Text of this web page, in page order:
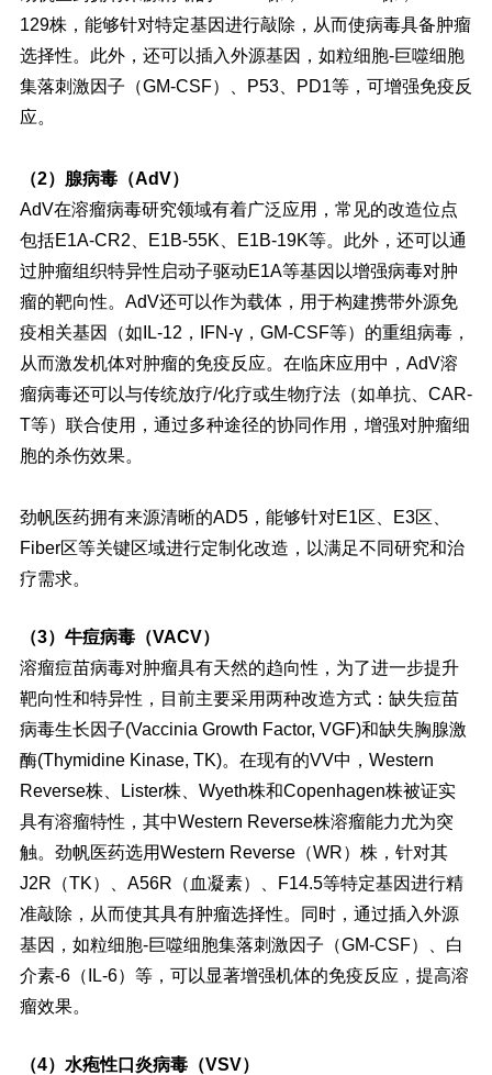
129株，能够针对特定基因进行敲除，从而使病毒具备肿瘤
选择性。此外，还可以插入外源基因，如粒细胞-巨噬细胞
集落刺激因子（GM-CSF）、P53、PD1等，可增强免疫反
应。
（2）腺病毒（AdV）
AdV在溶瘤病毒研究领域有着广泛应用，常见的改造位点
包括E1A-CR2、E1B-55K、E1B-19K等。此外，还可以通
过肿瘤组织特异性启动子驱动E1A等基因以增强病毒对肿
瘤的靶向性。AdV还可以作为载体，用于构建携带外源免
疫相关基因（如IL-12，IFN-γ，GM-CSF等）的重组病毒，
从而激发机体对肿瘤的免疫反应。在临床应用中，AdV溶
瘤病毒还可以与传统放疗/化疗或生物疗法（如单抗、CAR-
T等）联合使用，通过多种途径的协同作用，增强对肿瘤细
胞的杀伤效果。
劲帆医药拥有来源清晰的AD5，能够针对E1区、E3区、
Fiber区等关键区域进行定制化改造，以满足不同研究和治
疗需求。
（3）牛痘病毒（VACV）
溶瘤痘苗病毒对肿瘤具有天然的趋向性，为了进一步提升
靶向性和特异性，目前主要采用两种改造方式：缺失痘苗
病毒生长因子(Vaccinia Growth Factor, VGF)和缺失胸腺激
酶(Thymidine Kinase, TK)。在现有的VV中，Western
Reverse株、Lister株、Wyeth株和Copenhagen株被证实
具有溶瘤特性，其中Western Reverse株溶瘤能力尤为突
触。劲帆医药选用Western Reverse（WR）株，针对其
J2R（TK）、A56R（血凝素）、F14.5等特定基因进行精
准敲除，从而使其具有肿瘤选择性。同时，通过插入外源
基因，如粒细胞-巨噬细胞集落刺激因子（GM-CSF）、白
介素-6（IL-6）等，可以显著增强机体的免疫反应，提高溶
瘤效果。
（4）水疱性口炎病毒（VSV）